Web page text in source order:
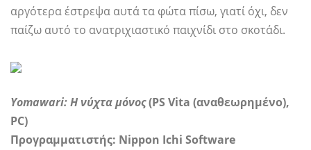
αργότερα έστρεψα αυτά τα φώτα πίσω, γιατί όχι, δεν
παίζω αυτό το ανατριχιαστικό παιχνίδι στο σκοτάδι.
Yomawari: Η νύχτα μόνος(PS Vita (αναθεωρημένο),
PC)
Προγραμματιστής: Nippon Ichi Software